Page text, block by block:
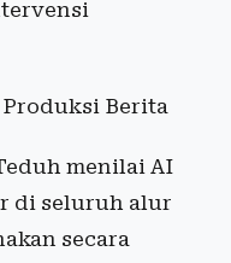
Produksi Berita
menilai AI
di seluruh alur
secara